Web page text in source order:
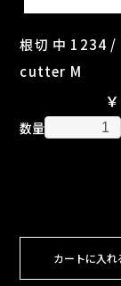
根切 中 1234
cutter M
数量
カートに入れ